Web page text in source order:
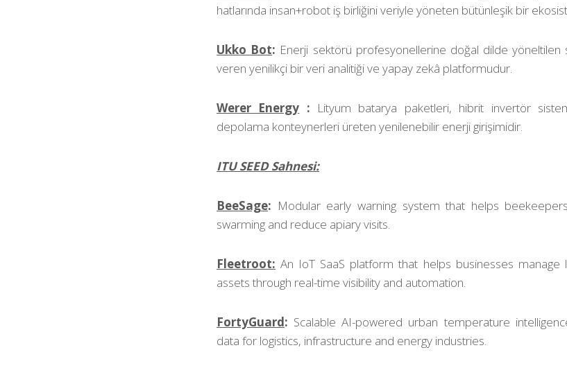
hatlarında insan+robot iş birliğini veriyle yöneten bütünleşik bir
Ukko Bot: Enerji sektörü profesyonellerine doğal dilde yöneltilen
veren yenilikçi bir veri analitiği ve yapay zekâ platformudur.
Werer Energy : Lityum batarya paketleri, hibrit invertör
depolama konteynerleri üreten yenilenebilir enerji girişimidir.
ITU SEED Sahnesi:
BeeSage: Modular early warning system that helps
swarming and reduce apiary visits.
Fleetroot: An IoT SaaS platform that helps businesses
assets through real-time visibility and automation.
FortyGuard: Scalable AI-powered urban temperature
data for logistics, infrastructure and energy industries.